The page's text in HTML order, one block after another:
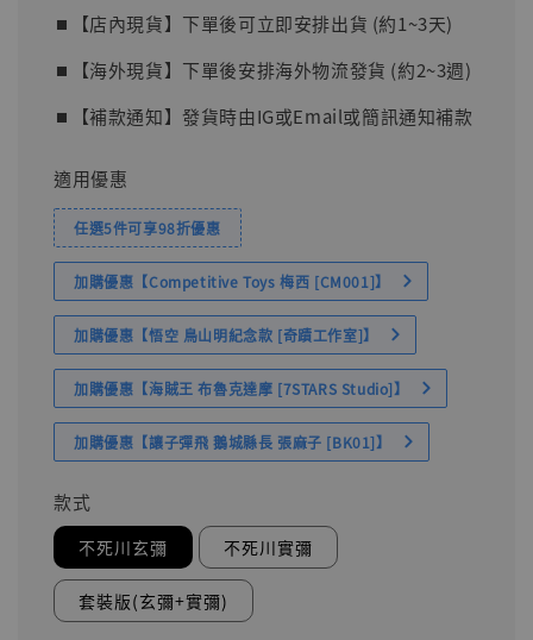
⏹︎【店內現貨】下單後可立即安排出貨 (約1~3天)
⏹︎【海外現貨】下單後安排海外物流發貨 (約2~3週)
⏹︎【補款通知】發貨時由IG或Email或簡訊通知補款
適用優惠
任選5件可享98折優惠
加購優惠【Competitive Toys 梅西 [CM001]】
加購優惠【悟空 鳥山明紀念款 [奇蹟工作室]】
加購優惠【海賊王 布魯克達摩 [7STARS Studio]】
加購優惠【讓子彈飛 鵝城縣長 張麻子 [BK01]】
款式
不死川玄彌 不死川實彌
套裝版(玄彌+實彌)